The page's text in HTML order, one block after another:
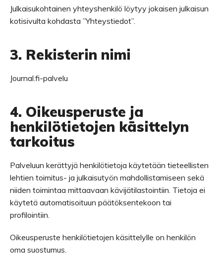
Julkaisukohtainen yhteyshenkilö löytyy jokaisen julkaisun
kotisivulta kohdasta ”Yhteystiedot”.
3. Rekisterin nimi
Journal.fi-palvelu
4. Oikeusperuste ja
henkilötietojen käsittelyn
tarkoitus
Palveluun kerättyjä henkilötietoja käytetään tieteellisten
lehtien toimitus- ja julkaisutyön mahdollistamiseen sekä
niiden toimintaa mittaavaan kävijätilastointiin. Tietoja ei
käytetä automatisoituun päätöksentekoon tai
profilointiin.
Oikeusperuste henkilötietojen käsittelylle on henkilön
oma suostumus.